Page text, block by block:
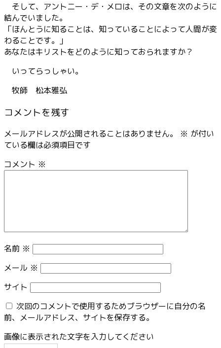
そして、アントニー・デ・メロは、その文章を次のように
結んでいました。
「ほんとうに知ることは、知っていることによって人間が変
わることです。」
あなたはキリストをどのように知っておられますか？
いってらっしゃい。
牧師 松本雅弘
コメントを残す
メールアドレスが公開されることはありません。 ※ が付い
ている欄は必須項目です
コメント ※
名前 ※
メール ※
サイト
次回のコメントで使用するためブラウザーに自分の名
前、メールアドレス、サイトを保存する。
画像に表示された文字を入力してください